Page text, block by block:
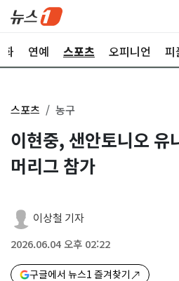
화 연예 스포츠 오피니언 피
스포츠 농구
이현중, 샌안토니오 유
머리그 참가
이상철 기자
2026.06.04 오후 02:22
구글에서 뉴스1 즐겨찾기